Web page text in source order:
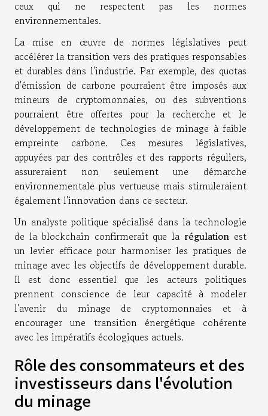
ceux qui ne respectent pas les normes
environnementales.
La mise en œuvre de normes législatives peut
accélérer la transition vers des pratiques responsables
et durables dans l'industrie. Par exemple, des quotas
d'émission de carbone pourraient être imposés aux
mineurs de cryptomonnaies, ou des subventions
pourraient être offertes pour la recherche et le
développement de technologies de minage à faible
empreinte carbone. Ces mesures législatives,
appuyées par des contrôles et des rapports réguliers,
assureraient non seulement une démarche
environnementale plus vertueuse mais stimuleraient
également l'innovation dans ce secteur.
Un analyste politique spécialisé dans la technologie
de la blockchain confirmerait que la régulation est
un levier efficace pour harmoniser les pratiques de
minage avec les objectifs de développement durable.
Il est donc essentiel que les acteurs politiques
prennent conscience de leur capacité à modeler
l'avenir du minage de cryptomonnaies et à
encourager une transition énergétique cohérente
avec les impératifs écologiques actuels.
Rôle des consommateurs et des
investisseurs dans l'évolution
du minage